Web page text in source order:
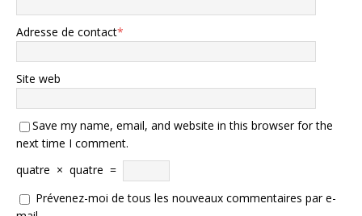
Adresse de contact*
Site web
Save my name, email, and website in this browser for the
next time I comment.
quatre × quatre =
Prévenez-moi de tous les nouveaux commentaires par e-